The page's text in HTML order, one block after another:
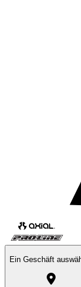
Ein Geschäft